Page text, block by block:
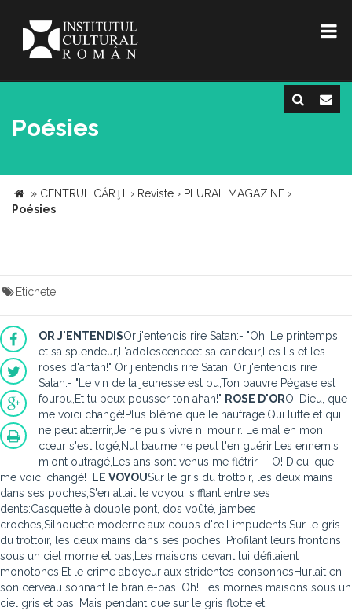
Poésies
» CENTRUL CĂRŢII › Reviste › PLURAL MAGAZINE ›
Poésies
Etichete
OR J'ENTENDISOr j'entendis rire Satan:- "Oh! Le printemps,
et sa splendeur,L'adolescenceet sa candeur,Les lis et les
roses d'antan!" Or j'entendis rire Satan: Or j'entendis rire
Satan:- "Le vin de ta jeunesse est bu,Ton pauvre Pégase est
fourbu,Et tu peux pousser ton ahan!" ROSE D'ORO! Dieu, que
me voici changé!Plus blême que le naufragé,Qui lutte et qui
ne peut atterrir,Je ne puis vivre ni mourir. Le mal en mon
cœur s'est logé,Nul baume ne peut l'en guérir,Les ennemis
m'ont outragé,Les ans sont venus me flétrir. – O! Dieu, que
me voici changé!
LE VOYOUSur le gris du trottoir, les deux mains
dans ses poches,S'en allait le voyou, sifflant entre ses
dents:Casquette à double pont, dos voûté, jambes
croches,Silhouette moderne aux coups d'œil impudents,Sur le gris
du trottoir, les deux mains dans ses poches. Profilant leurs frontons
sous un ciel morne et bas,Les maisons devant lui défilaient
monotones,Et le crime aboyeur aux stridentes consonnesHurlait en
son cerveau sonnant le branle-bas…Oh! Les mornes maisons sous un
ciel gris et bas. Mais pendant que sur le gris flotte et